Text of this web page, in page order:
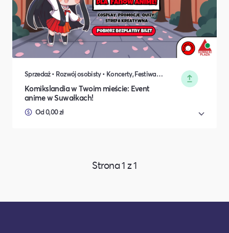
Sprzedaż • Rozwój osobisty • Koncerty, Festiwale, Rozrywka • DIY, Majsterkowanie, Hobby • Rodzina i relacje międzyludzkie
Komikslandia w Twoim mieście: Event
anime w Suwałkach!
Od 0,00 zł
Strona1 z1